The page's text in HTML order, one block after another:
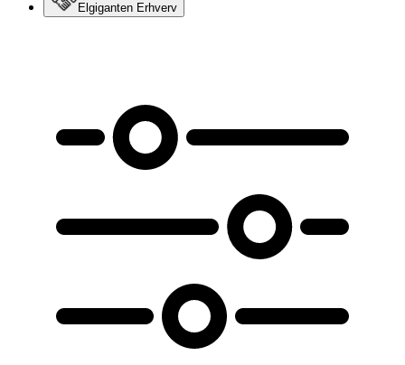
Elgiganten Erhverv